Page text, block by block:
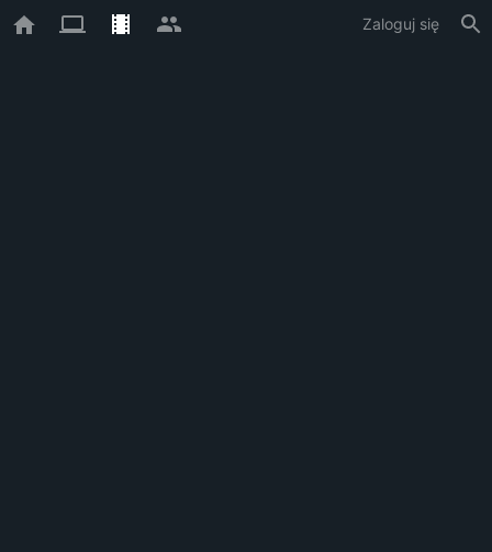
Zaloguj się